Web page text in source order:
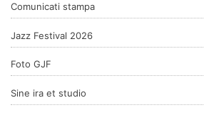
Comunicati stampa
Jazz Festival 2026
Foto GJF
Sine ira et studio